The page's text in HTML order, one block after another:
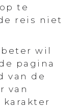
te
reis niet
wil
pagina
van de
van
karakter